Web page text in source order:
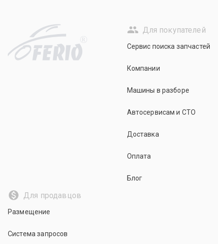
R
Для покупателей
Сервис поиска запчастей
Компании
Машины в разборе
Автосервисам и СТО
Доставка
Оплата
Блог
Для продавцов
Размещение
Система запросов